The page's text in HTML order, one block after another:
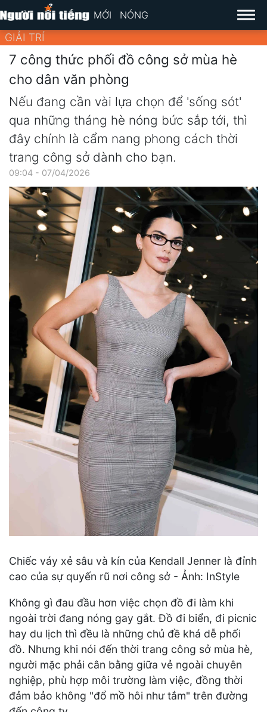
MỚI NÓNG
GIẢI TRÍ
7 công thức phối đồ công sở mùa hè
cho dân văn phòng
Nếu đang cần vài lựa chọn để 'sống sót'
qua những tháng hè nóng bức sắp tới, thì
đây chính là cẩm nang phong cách thời
trang công sở dành cho bạn.
09:04 - 07/04/2026
Chiếc váy xẻ sâu và kín của Kendall Jenner là đỉnh
cao của sự quyến rũ nơi công sở - Ảnh: InStyle
Không gì đau đầu hơn việc chọn đồ đi làm khi
ngoài trời đang nóng gay gắt. Đồ đi biển, đi picnic
hay du lịch thì đều là những chủ đề khá dễ phối
đồ. Nhưng khi nói đến thời trang công sở mùa hè,
người mặc phải cân bằng giữa vẻ ngoài chuyên
nghiệp, phù hợp môi trường làm việc, đồng thời
đảm bảo không "đổ mồ hôi như tắm" trên đường